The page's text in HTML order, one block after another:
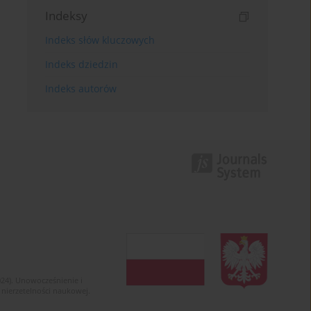
Indeksy
Indeks słów kluczowych
Indeks dziedzin
Indeks autorów